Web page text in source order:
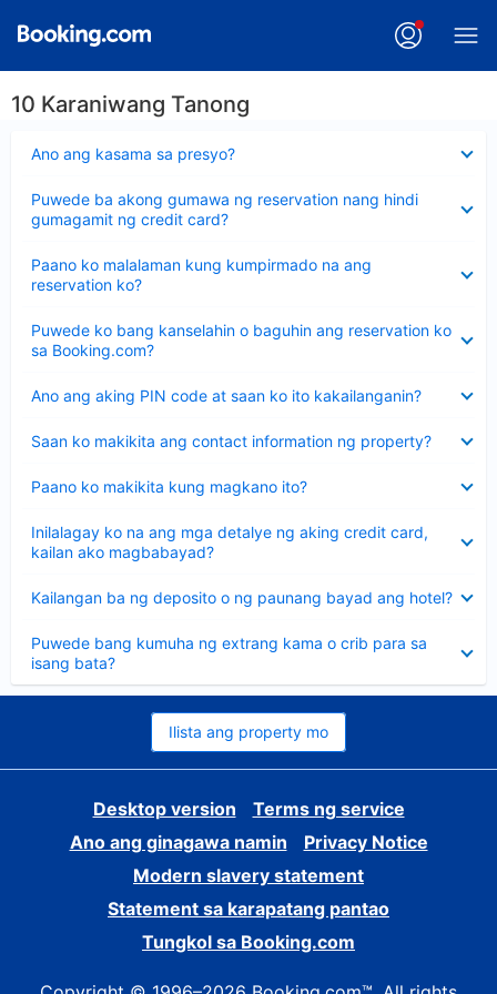
10 Karaniwang Tanong
Ano ang kasama sa presyo?
ang
Puwede ba akong gumawa ng reservation nang hindi
gumagamit ng credit card?
ang
sagot
Paano ko malalaman kung kumpirmado na ang
reservation ko?
ang
sagot
Puwede ko bang kanselahin o baguhin ang reservation ko
sa Booking.com?
ang
sagot
Ano ang aking PIN code at saan ko ito kakailanganin?
ang
Saan ko makikita ang contact information ng property?
ang
Paano ko makikita kung magkano ito?
ang
Inilalagay ko na ang mga detalye ng aking credit card,
kailan ako magbabayad?
ang
sagot
Kailangan ba ng deposito o ng paunang bayad ang hotel?
ang
Puwede bang kumuha ng extrang kama o crib para sa
isang bata?
ang
sagot
Ilista ang property mo
Desktop version
Terms ng service
Ano ang ginagawa namin
Privacy Notice
Modern slavery statement
Statement sa karapatang pantao
Tungkol sa Booking.com